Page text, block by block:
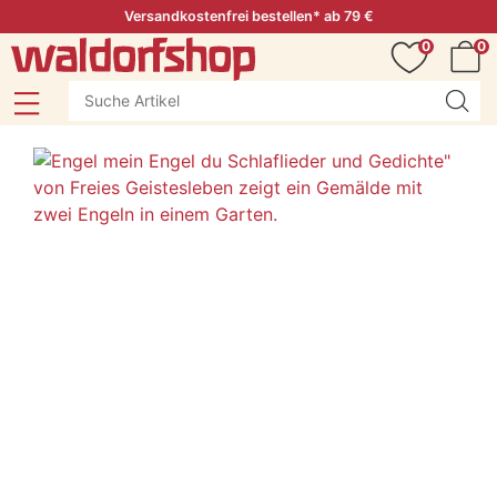
Versandkostenfrei bestellen* ab 79 €
0
0